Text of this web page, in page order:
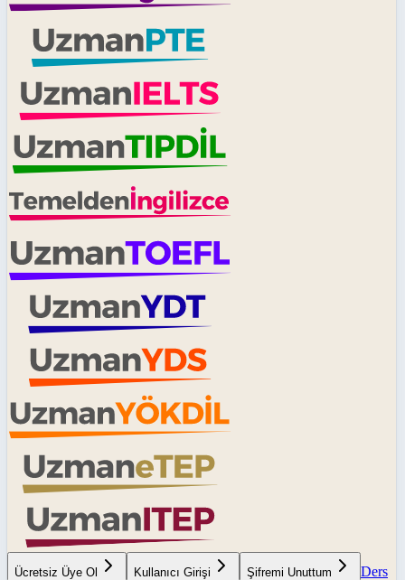
Ücretsiz Üye Ol Kullanıcı Girişi Şifremi Unuttum
Ders